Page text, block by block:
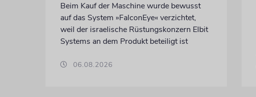
Beim Kauf der Maschine wurde bewusst
auf das System »FalconEye« verzichtet,
weil der israelische Rüstungskonzern Elbit
Systems an dem Produkt beteiligt ist
06.08.2026